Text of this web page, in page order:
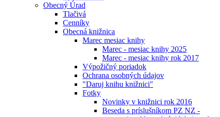
Obecný Úrad
Tlačivá
Cenníky
Obecná knižnica
Marec mesiac knihy
Marec - mesiac knihy 2025
Marec - mesiac knihy rok 2017
Výpožičný poriadok
Ochrana osobných údajov
"Daruj knihu knižnici"
Fotky
Novinky v knižnici rok 2016
Beseda s príslušníkom PZ NZ -